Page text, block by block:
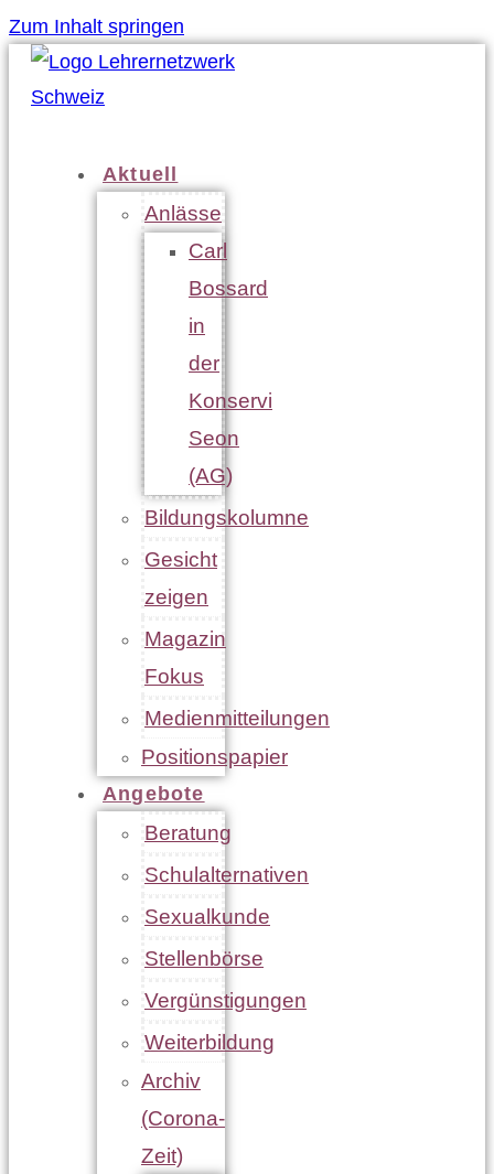
Zum Inhalt springen
Aktuell
Anlässe
Carl
Bossard
in
der
Konservi
Seon
(AG)
Bildungskolumne
Gesicht
zeigen
Magazin
Fokus
Medienmitteilungen
Positionspapier
Angebote
Beratung
Schulalternativen
Sexualkunde
Stellenbörse
Vergünstigungen
Weiterbildung
Archiv
(Corona-
Zeit)